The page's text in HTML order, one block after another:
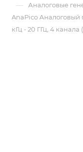
— Аналоговые
AnaPico Аналоговый
кГц - 20 ГГц, 4 канала